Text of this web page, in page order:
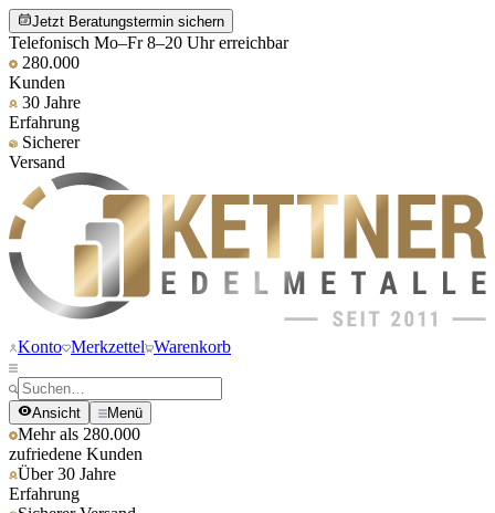
Jetzt Beratungstermin sichern
Telefonisch Mo–Fr 8–20 Uhr erreichbar
280.000
Kunden
30 Jahre
Erfahrung
Sicherer
Versand
Konto Merkzettel Warenkorb
Ansicht Menü
Mehr als 280.000
zufriedene Kunden
Über 30 Jahre
Erfahrung